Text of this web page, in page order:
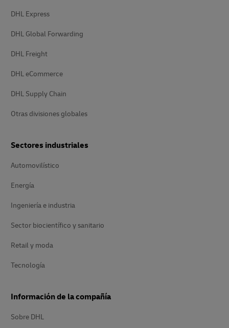
DHL Express
DHL Global Forwarding
DHL Freight
DHL eCommerce
DHL Supply Chain
Otras divisiones globales
Sectores industriales
Automovilístico
Energía
Ingeniería e industria
Sector biocientífico y sanitario
Retail y moda
Tecnología
Información de la compañía
Sobre DHL